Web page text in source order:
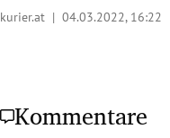
kurier.at | 04.03.2022, 16:22
Kommentare